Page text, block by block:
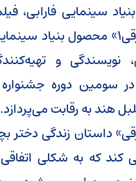
سینمایی فارابی،
«دختر برقی1» محصول بنیاد
نویسندگی و
سومین دوره جشنواره
هند به رقابت می‌پردازد.
داستان زندگی دختر
کند که به شکلی اتفاقی